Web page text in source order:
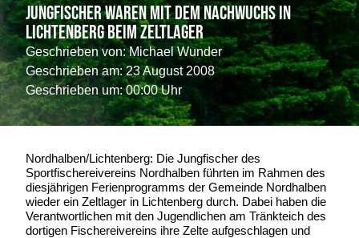
Jungfischer waren mit dem Nachwuchs in
Lichtenberg beim Zeltlager
Geschrieben von:Michael Wunder
Geschrieben am: 23 August 2008
Geschrieben um: 00:00 Uhr
Nordhalben/Lichtenberg: Die Jungfischer des
Sportfischereivereins Nordhalben führten im Rahmen des
diesjährigen Ferienprogramms der Gemeinde Nordhalben
wieder ein Zeltlager in Lichtenberg durch. Dabei haben die
Verantwortlichen mit den Jugendlichen am Tränkteich des
dortigen Fischereivereins ihre Zelte aufgeschlagen und